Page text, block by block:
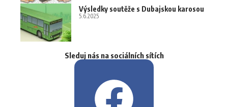
Výsledky soutěže s Dubajskou karosou
5.6.2025
Sleduj nás na sociálních sítích